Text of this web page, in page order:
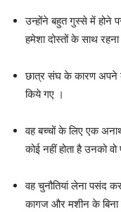
उन्होंने बहुत गुस्से में होने
हमेशा दोस्तों के साथ
छात्र संघ के कारण अपने
किये गए ।
वह बच्चों के लिए एक
कोई नहीं होता है उनको
वह चुनौतियां लेना पसंद
कागज और मशीन के बिना